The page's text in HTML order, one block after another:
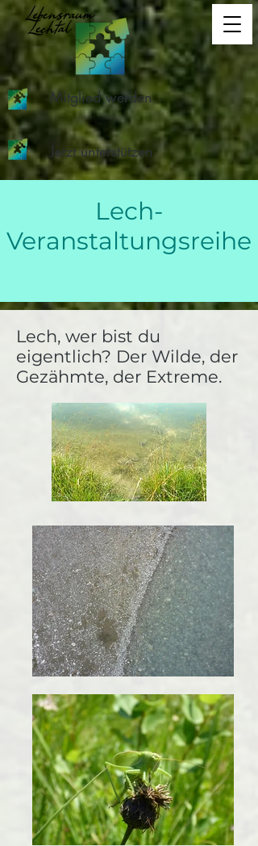
Mitglied werden
Jetzt unterstützen
Lech-
Veranstaltungsreihe
Lech, wer bist du
eigentlich? Der Wilde, der
Gezähmte, der Extreme.